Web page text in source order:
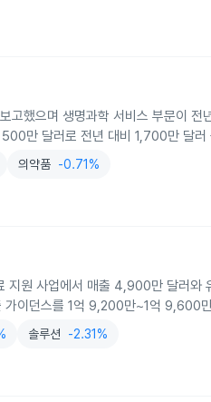
했으며 생명과학 서비스 부문이 전
만 달러로 전년 대비 1,700만 달러
의약품 -0.71%
지원 사업에서 매출 4,900만 달러
이던스를 1억 9,200만~1억 9,600
솔루션 -2.31%